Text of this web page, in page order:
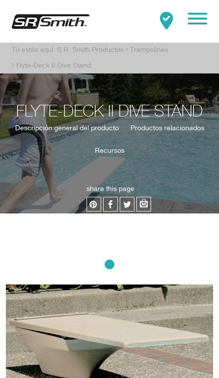
Mobile
Tú estás aquí: S.R. Smith Productos Trampolines
Flyte-Deck II Dive Stand
FLYTE-DECK II DIVE STAND
Descripción general del producto Productos relacionados
Recursos
share this page